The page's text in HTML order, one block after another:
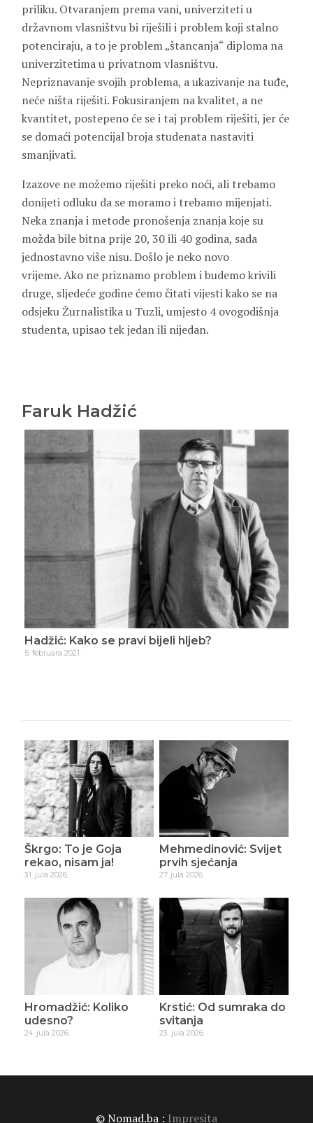
priliku. Otvaranjem prema vani, univerziteti u
državnom vlasništvu bi riješili i problem koji stalno
potenciraju, a to je problem „štancanja“ diploma na
univerzitetima u privatnom vlasništvu.
Nepriznavanje svojih problema, a ukazivanje na tuđe,
neće ništa riješiti. Fokusiranjem na kvalitet, a ne
kvantitet, postepeno će se i taj problem riješiti, jer će
se domaći potencijal broja studenata nastaviti
smanjivati.
Izazove ne možemo riješiti preko noći, ali trebamo
donijeti odluku da se moramo i trebamo mijenjati.
Neka znanja i metode pronošenja znanja koje su
možda bile bitna prije 20, 30 ili 40 godina, sada
jednostavno više nisu. Došlo je neko novo
vrijeme. Ako ne priznamo problem i budemo krivili
druge, sljedeće godine ćemo čitati vijesti kako se na
odsjeku Žurnalistika u Tuzli, umjesto 4 ovogodišnja
studenta, upisao tek jedan ili nijedan.
Faruk Hadžić
Hadžić: Kako se pravi bijeli hljeb?
5. februara 2021.
Škrgo: To je Goja
rekao, nisam ja!
31. jula 2026.
Mehmedinović: Svijet
prvih sjećanja
27. jula 2026.
Hromadžić: Koliko
udesno?
24. jula 2026.
Krstić: Od sumraka do
svitanja
23. jula 2026.
© Nomad.ba : Impresita